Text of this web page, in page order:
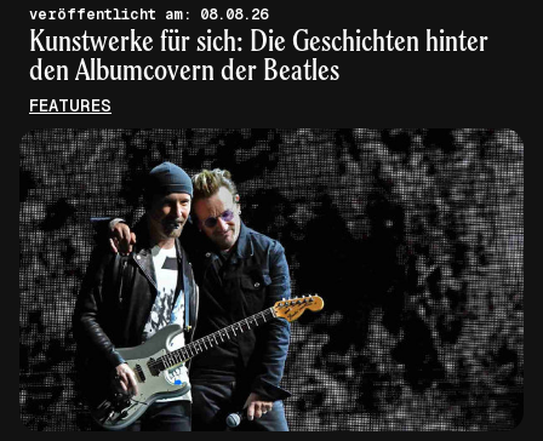
veröffentlicht am: 08.08.26
Kunstwerke für sich: Die Geschichten hinter
den Albumcovern der Beatles
FEATURES